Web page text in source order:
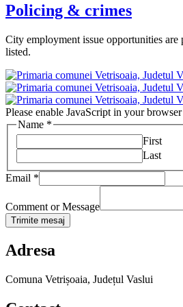
Policing & crimes
City employment issue opportunities are
listed.
Please enable JavaScript in your
Name *
First
Last
Email *
Comment or Message
Trimite mesaj
Adresa
Comuna Vetrișoaia, Județul Vaslui